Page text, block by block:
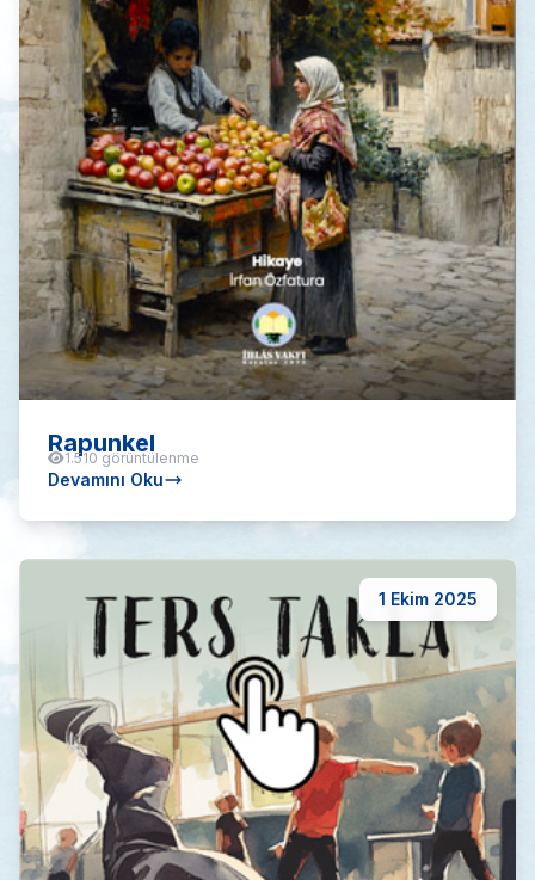
Rapunkel
1.510 görüntülenme
Devamını Oku
1 Ekim 2025